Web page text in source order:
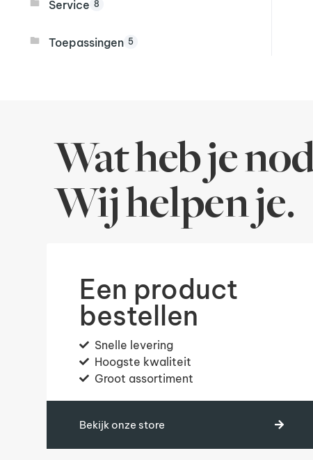
Service 8
Toepassingen 5
Wat heb je
Wij helpen je.
Een product
bestellen
Snelle levering
Hoogste kwaliteit
Groot assortiment
Bekijk onze store